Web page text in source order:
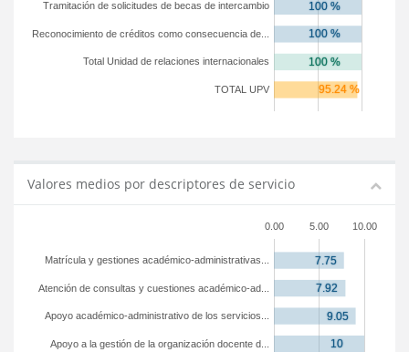
TOTAL UPV
Total Unidad de relaciones internacionales
Reconocimiento de créditos como consecuencia de...
Tramitación de solicitudes de becas de intercambio
Valores medios por descriptores de servicio
0.00 5.00 10.00
Apoyo a la gestión de la organización docente d...
Apoyo académico-administrativo de los servicios...
Atención de consultas y cuestiones académico-ad...
Matrícula y gestiones académico-administrativas...